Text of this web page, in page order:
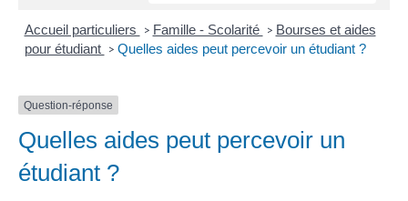
Accueil particuliers > Famille - Scolarité > Bourses et aides
pour étudiant > Quelles aides peut percevoir un étudiant ?
Question-réponse
Quelles aides peut percevoir un
étudiant ?